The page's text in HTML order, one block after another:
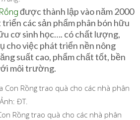
được thành lập vào năm 2000
các sản phẩm phân bón hữu
cơ sinh học…. có chất lượng,
cho việc phát triển nền nông
suất cao, phẩm chất tốt, bền
môi trường.
Rồng trao quà cho các nhà phân